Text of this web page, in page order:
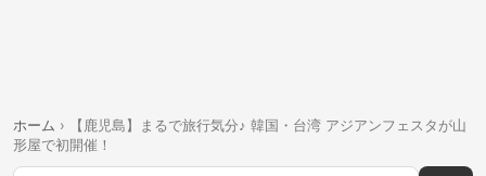
ホーム ›
【鹿児島】まるで旅行気分♪ 韓国・台湾 アジアンフェスタが山
形屋で初開催！